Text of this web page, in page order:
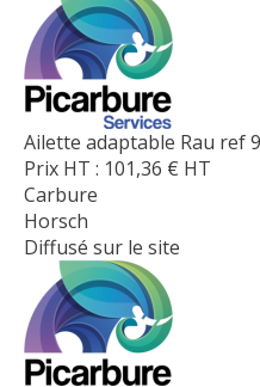
Ailette adaptable Rau ref
Prix HT : 101,36 € HT
Carbure
Horsch
Diffusé sur le site